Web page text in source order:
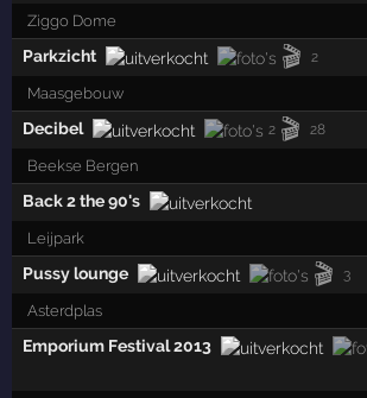
Ziggo Dome
Parkzicht 🎬 2
Maasgebouw
Decibel 2 🎬 28
Beekse Bergen
Back 2 the 90's
Leijpark
Pussy lounge 🎬 3
Asterdplas
Emporium Festival 2013